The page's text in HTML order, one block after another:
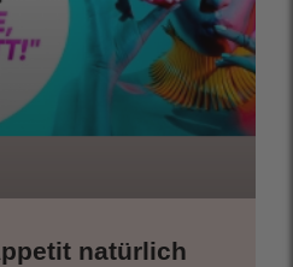
natürlich